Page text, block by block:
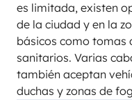
es limitada, existen
de la ciudad y en la
básicos como tomas
sanitarios. Varias
también aceptan
duchas y zonas de